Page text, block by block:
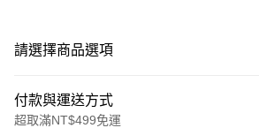
請選擇商品選項
付款與運送方式
超取滿NT$499免運